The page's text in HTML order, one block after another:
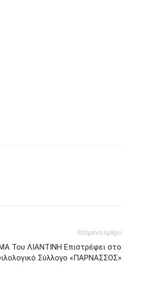
Επόμενο άρθρο
Του ΛΙΑΝΤΙΝΗ Επιστρέφει στο
Σύλλογο «ΠΑΡΝΑΣΣΟΣ»